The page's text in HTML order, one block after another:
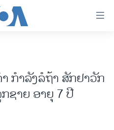
ລັດ 2024
ກຳລັງລໍຖ້າ ສັກຢາວັກ
ຊາຍ ອາຍຸ 7 ປີ